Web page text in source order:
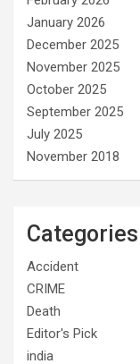
January 2026
December 2025
November 2025
October 2025
September 2025
July 2025
November 2018
Categories
Accident
CRIME
Death
Editor's Pick
india